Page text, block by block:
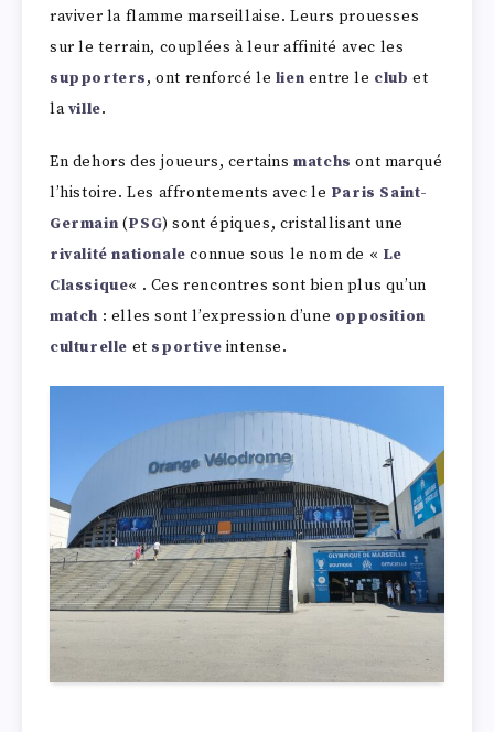
raviver la flamme marseillaise. Leurs prouesses
sur le terrain, couplées à leur affinité avec les
supporters, ont renforcé le lien entre le club et
laville.
En dehors des joueurs, certainsmatchs ont marqué
l’histoire. Les affrontements avec le Paris Saint-
Germain (PSG) sont épiques, cristallisant une
rivalité nationale connue sous le nom de « Le
Classique« . Ces rencontres sont bien plus qu’un
match : elles sont l’expression d’une opposition
culturelle et sportive intense.